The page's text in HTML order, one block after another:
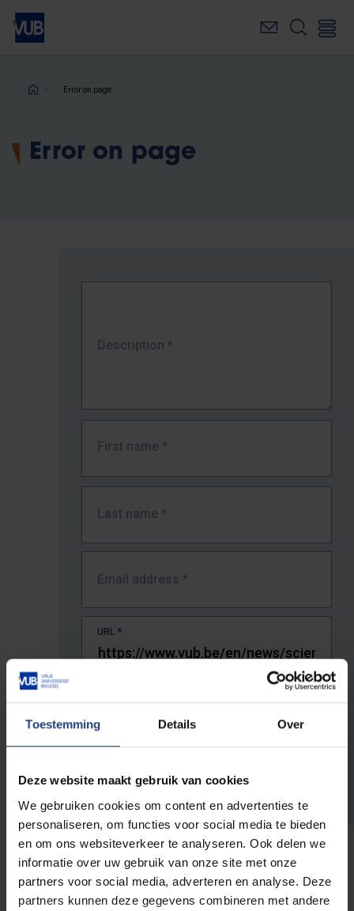
Toestemming Details Over
Deze website maakt gebruik van cookies
We gebruiken cookies om content en advertenties te
personaliseren, om functies voor social media te bieden
en om ons websiteverkeer te analyseren. Ook delen we
informatie over uw gebruik van onze site met onze
partners voor social media, adverteren en analyse. Deze
partners kunnen deze gegevens combineren met andere
Skip
main
Breadcrumb
Error on page
Error on page
Description *
First name *
Last name *
Email address *
URL *
The full URL of the page where you encountered the error.